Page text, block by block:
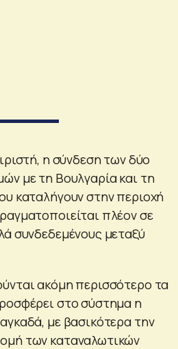
η σύνδεση των δύο
με τη Βουλγαρία και τη
καταλήγουν στην περιοχή
πλέον σε
συνδεδεμένους μεταξύ
ακόμη περισσότερο τα
στο σύστημα η
με βασικότερα την
των καταναλωτικών